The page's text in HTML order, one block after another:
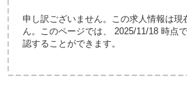
申し訳ございません。この求人情報は現
ん。このページでは、 2025/11/18 時点
認することができます。